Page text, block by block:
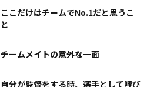
ここだけはチームでNo.1だと思うこ
と
チームメイトの意外な一面
自分が監督をする時、選手として呼び